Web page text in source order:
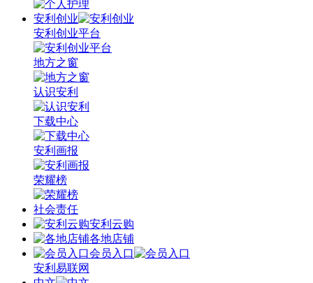
安利创业
安利创业平台
地方之窗
认识安利
下载中心
安利画报
荣耀榜
社会责任
安利云购
各地店铺
会员入口
安利易联网